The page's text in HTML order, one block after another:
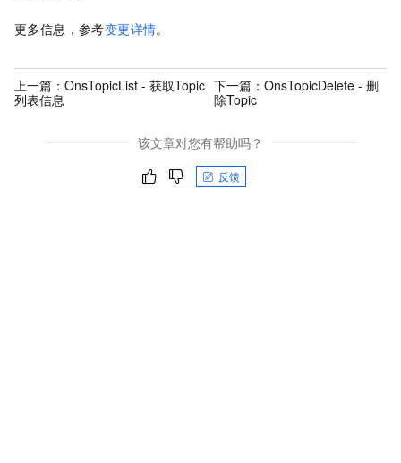
更多信息，参考变更详情。
上一篇： OnsTopicList - 获取Topic
列表信息
下一篇：OnsTopicDelete - 删
除Topic
该文章对您有帮助吗？
反馈